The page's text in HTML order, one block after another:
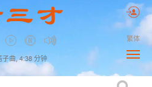
子曲, 4:38 分钟
繁体